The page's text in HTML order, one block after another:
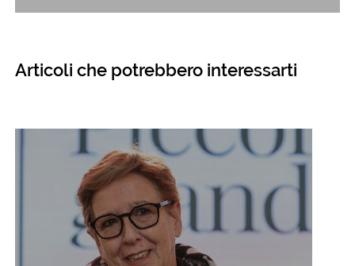
Articoli che potrebbero interessarti